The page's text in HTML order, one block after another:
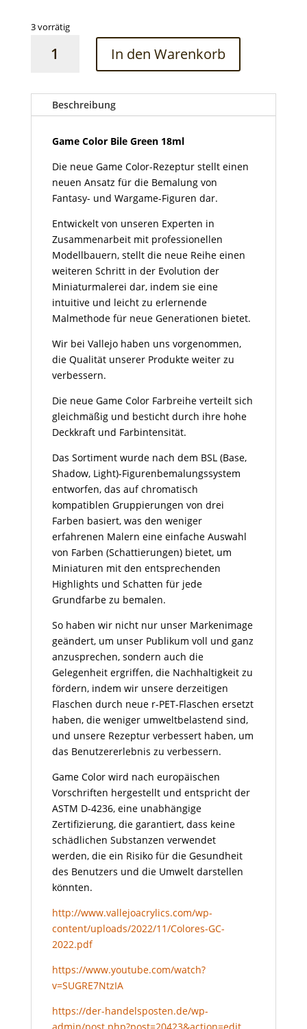
3 vorrätig
Color
18ml
In den Warenkorb
Beschreibung
Game Color Bile Green 18ml
Die neue Game Color-Rezeptur stellt einen
neuen Ansatz für die Bemalung von
Fantasy- und Wargame-Figuren dar.
Entwickelt von unseren Experten in
Zusammenarbeit mit professionellen
Modellbauern, stellt die neue Reihe einen
weiteren Schritt in der Evolution der
Miniaturmalerei dar, indem sie eine
intuitive und leicht zu erlernende
Malmethode für neue Generationen bietet.
Wir bei Vallejo haben uns vorgenommen,
die Qualität unserer Produkte weiter zu
verbessern.
Die neue Game Color Farbreihe verteilt sich
gleichmäßig und besticht durch ihre hohe
Deckkraft und Farbintensität.
Das Sortiment wurde nach dem BSL (Base,
Shadow, Light)-Figurenbemalungssystem
entworfen, das auf chromatisch
kompatiblen Gruppierungen von drei
Farben basiert, was den weniger
erfahrenen Malern eine einfache Auswahl
von Farben (Schattierungen) bietet, um
Miniaturen mit den entsprechenden
Highlights und Schatten für jede
Grundfarbe zu bemalen.
So haben wir nicht nur unser Markenimage
geändert, um unser Publikum voll und ganz
anzusprechen, sondern auch die
Gelegenheit ergriffen, die Nachhaltigkeit zu
fördern, indem wir unsere derzeitigen
Flaschen durch neue r-PET-Flaschen ersetzt
haben, die weniger umweltbelastend sind,
und unsere Rezeptur verbessert haben, um
das Benutzererlebnis zu verbessern.
Game Color wird nach europäischen
Vorschriften hergestellt und entspricht der
ASTM D-4236, eine unabhängige
Zertifizierung, die garantiert, dass keine
schädlichen Substanzen verwendet
werden, die ein Risiko für die Gesundheit
des Benutzers und die Umwelt darstellen
könnten.
http://www.vallejoacrylics.com/wp-
content/uploads/2022/11/Colores-GC-
2022.pdf
https://www.youtube.com/watch?
v=SUGRE7NtzIA
https://der-handelsposten.de/wp-